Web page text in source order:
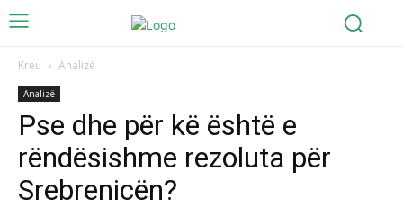
Kreu Analizë
Analizë
Pse dhe për kë është e
rëndësishme rezoluta për
Srebrenicën?